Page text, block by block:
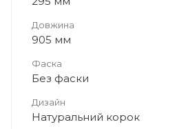
Довжина
905 мм
Фаска
Без фаски
Дизайн
Натуральний корок